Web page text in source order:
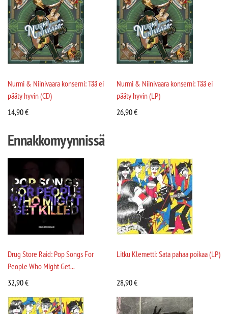
Nurmi & Niinivaara konserni: Tää ei
pääty hyvin (CD)
14,90€
Nurmi & Niinivaara konserni: Tää ei
pääty hyvin (LP)
26,90€
Ennakkomyynnissä
Drug Store Raid: Pop Songs For
People Who Might Get...
32,90€
Litku Klemetti: Sata pahaa poikaa (LP)
28,90€